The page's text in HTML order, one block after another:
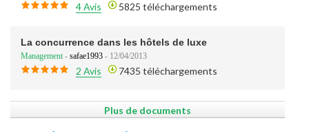
4 Avis 5825 téléchargements
La concurrence dans les hôtels de luxe
Management- safae1993 - 12/04/2013
2 Avis 7435 téléchargements
Plus de documents